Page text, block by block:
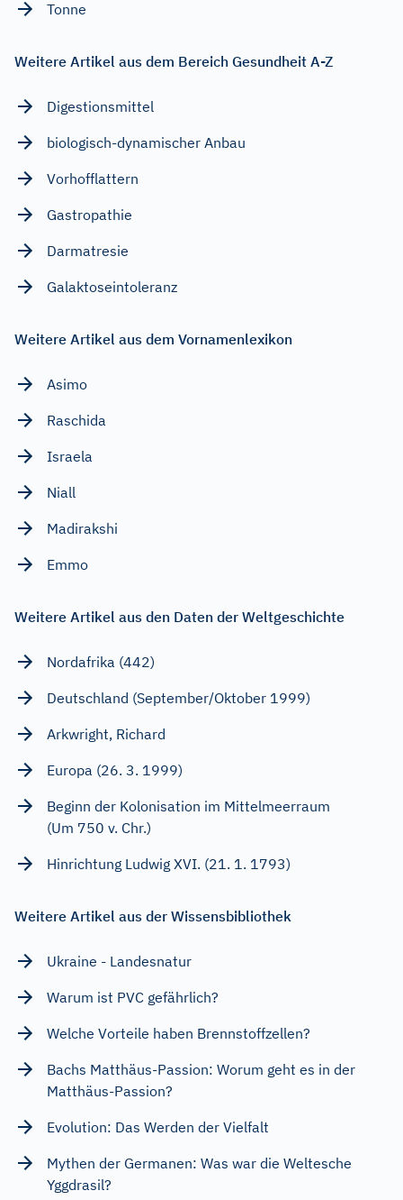
Tonne
Weitere Artikel aus dem Bereich Gesundheit A-Z
Digestionsmittel
biologisch-dynamischer Anbau
Vorhofflattern
Gastropathie
Darmatresie
Galaktoseintoleranz
Weitere Artikel aus dem Vornamenlexikon
Asimo
Raschida
Israela
Niall
Madirakshi
Emmo
Weitere Artikel aus den Daten der Weltgeschichte
Nordafrika (442)
Deutschland (September/Oktober 1999)
Arkwright, Richard
Europa (26. 3. 1999)
Beginn der Kolonisation im Mittelmeerraum
(Um 750 v. Chr.)
Hinrichtung Ludwig XVI. (21. 1. 1793)
Weitere Artikel aus der Wissensbibliothek
Ukraine - Landesnatur
Warum ist PVC gefährlich?
Welche Vorteile haben Brennstoffzellen?
Bachs Matthäus-Passion: Worum geht es in der
Matthäus-Passion?
Evolution: Das Werden der Vielfalt
Mythen der Germanen: Was war die Weltesche
Yggdrasil?